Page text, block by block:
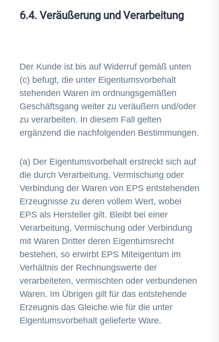
6.4. Veräußerung und Verarbeitung
Der Kunde ist bis auf Widerruf gemäß unten
(c) befugt, die unter Eigentumsvorbehalt
stehenden Waren im ordnungsgemäßen
Geschäftsgang weiter zu veräußern und/oder
zu verarbeiten. In diesem Fall gelten
ergänzend die nachfolgenden Bestimmungen.
(a) Der Eigentumsvorbehalt erstreckt sich auf
die durch Verarbeitung, Vermischung oder
Verbindung der Waren von EPS entstehenden
Erzeugnisse zu deren vollem Wert, wobei
EPS als Hersteller gilt. Bleibt bei einer
Verarbeitung, Vermischung oder Verbindung
mit Waren Dritter deren Eigentumsrecht
bestehen, so erwirbt EPS Miteigentum im
Verhältnis der Rechnungswerte der
verarbeiteten, vermischten oder verbundenen
Waren. Im Übrigen gilt für das entstehende
Erzeugnis das Gleiche wie für die unter
Eigentumsvorbehalt gelieferte Ware.